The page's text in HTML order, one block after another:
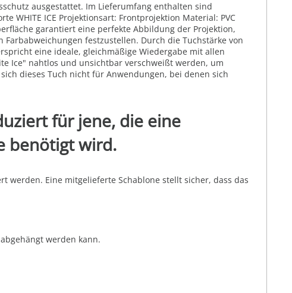
ausgestattet. Im Lieferumfang enthalten sind
WHITE ICE Projektionsart: Frontprojektion Material: PVC
garantiert eine perfekte Abbildung der Projektion,
festzustellen. Durch die Tuchstärke von
eine ideale, gleichmäßige Wiedergabe mit allen
Ice" nahtlos und unsichtbar verschweißt werden, um
dieses Tuch nicht für Anwendungen, bei denen sich
für jene, die eine
benötigt wird.
werden. Eine mitgelieferte Schablone stellt sicher, dass das
werden kann.